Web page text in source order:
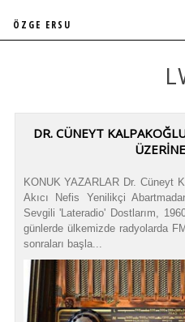
DR. CÜNEYT
KONUK YAZARLAR Dr. Cüneyt
Akıcı Nefis Yenilikçi
Sevgili 'Lateradio' Dostlarım,
günlerde ülkemizde radyolarda
sonraları başla...
ÖZGE ERSU